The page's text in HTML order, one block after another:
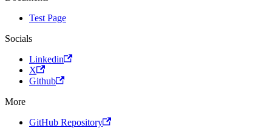
Test Page
Socials
Linkedin
X
Github
More
GitHub Repository